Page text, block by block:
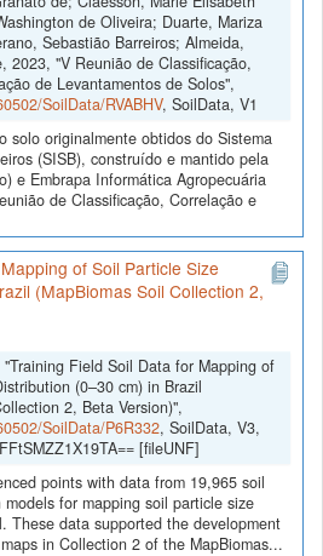
de Oliveira; Duarte, Mariza
Sebastião Barreiros; Almeida,
2023, "V Reunião de Classificação,
de Levantamentos de Solos",
SoilData/RVABHV, SoilData, V1
solo originalmente obtidos do Sistema
(SISB), construído e mantido pela
e Embrapa Informática Agropecuária
de Classificação, Correlação e
of Soil Particle Size
(MapBiomas Soil Collection 2,
"Training Field Soil Data for Mapping of
(0–30 cm) in Brazil
2, Beta Version)",
SoilData/P6R332, SoilData, V3,
[fileUNF]
points with data from 19,965 soil
for mapping soil particle size
These data supported the development
in Collection 2 of the MapBiomas...